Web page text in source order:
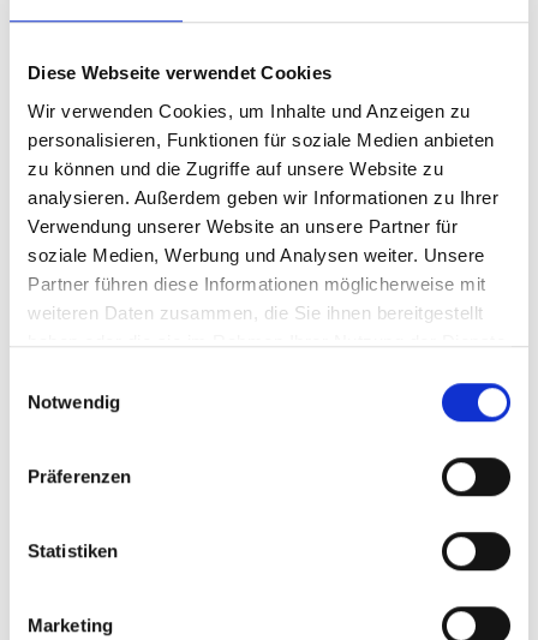
Diese Webseite verwendet Cookies
Wir verwenden Cookies, um Inhalte und Anzeigen zu
personalisieren, Funktionen für soziale Medien anbieten
zu können und die Zugriffe auf unsere Website zu
analysieren. Außerdem geben wir Informationen zu Ihrer
Verwendung unserer Website an unsere Partner für
soziale Medien, Werbung und Analysen weiter. Unsere
Partner führen diese Informationen möglicherweise mit
weiteren Daten zusammen, die Sie ihnen bereitgestellt
haben oder die sie im Rahmen Ihrer Nutzung der Dienste
Notwendig
Präferenzen
Statistiken
Marketing
Produktdetails
ÄHNLICHE PRODUKTE
94,95 €
Windbreaker
129,95 €